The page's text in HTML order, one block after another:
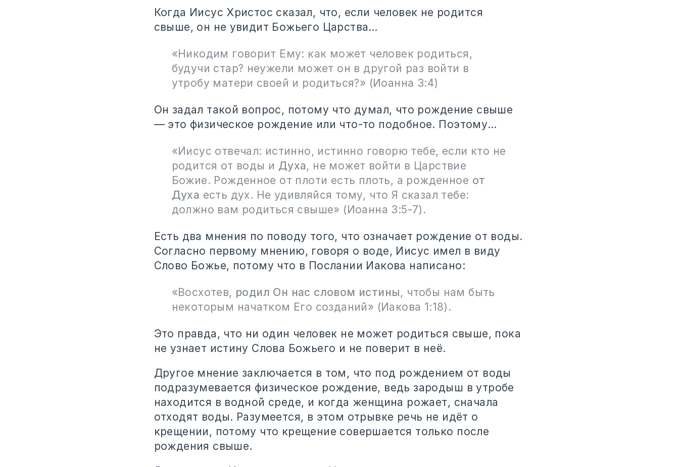
Когда Иисус Христос сказал, что, если человек не родится
свыше, он не увидит Божьего Царства…
«Никодим говорит Ему: как может человек родиться,
будучи стар? неужели может он в другой раз войти в
утробу матери своей и родиться?»‎ (Иоанна 3:4)
Он задал такой вопрос, потому что думал, что рождение свыше
— это физическое рождение или что-то подобное. Поэтому…
«Иисус отвечал: истинно, истинно говорю тебе, если кто не
родится от воды и Духа, не может войти в Царствие
Божие. Рожденное от плоти есть плоть, а рожденное от
Духа есть дух. Не удивляйся тому, что Я сказал тебе:
должно вам родиться свыше» (Иоанна 3:5-7).
Есть два мнения по поводу того, что означает рождение от воды.
Согласно первому мнению, говоря о воде, Иисус имел в виду
Слово Божье, потому что в Послании Иакова написано:
«Восхотев, родил Он нас словом истины, чтобы нам быть
некоторым начатком Его созданий» (Иакова 1:18).
Это правда, что ни один человек не может родиться свыше, пока
не узнает истину Слова Божьего и не поверит в неё.
Другое мнение заключается в том, что под рождением от воды
подразумевается физическое рождение, ведь зародыш в утробе
находится в водной среде, и когда женщина рожает, сначала
отходят воды. Разумеется, в этом отрывке речь не идёт о
крещении, потому что крещение совершается только после
рождения свыше.